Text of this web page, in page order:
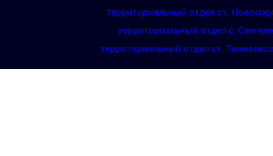
территориальный отдел ст.
территориальный отдел с.
территориальный отдел ст.